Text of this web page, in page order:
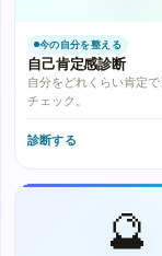
今の自分を整える
自己肯定感診断
自分をどれくらい肯定
チェック。
診断する
🔮